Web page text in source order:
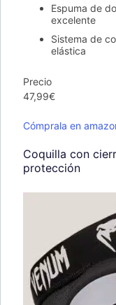
Espuma de
excelente
Sistema de
elástica
Precio
47,99€
Cómprala en
Coquilla con
protección